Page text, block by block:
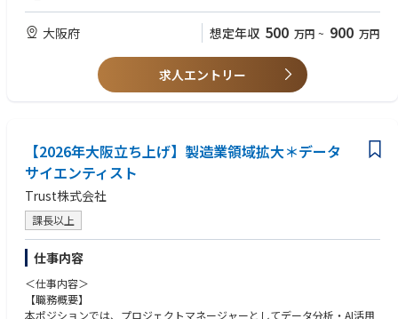
だきます。
＜案件について>
・案件内容：新設設計・老朽化施設の改修設計・耐震設計・長寿命化対策
＜具体的な仕事内容＞
・上下水道施設（菅路施設・ポンプ場・処理場・排水設備など）の新設・
改修設計
・上下水道施設の計画・設計、構造計算、耐限掲載、性能照査
・設計図・各種計算書・検討資料・報告書の作成
・官公庁との打ち合わせや協力会社との調整
・現地確認（出張は月1回程度、基本は日帰り）
外注任せにせず、自社で設計に深く携われる点が大きな特徴です
■キャリアパス
大阪府 想定年収 500 万円 ~ 900 万円
求人エントリー
【2026年大阪立ち上げ】製造業領域拡大＊データ
サイエンティスト
Trust株式会社
課長以上
仕事内容
＜仕事内容＞
【職務概要】
本ポジションでは、プロジェクトマネージャーとしてデータ分析・AI活用